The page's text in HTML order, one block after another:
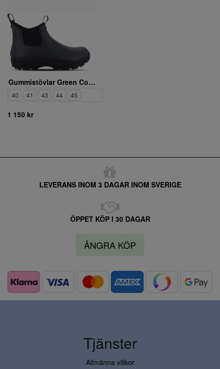
Gummistövlar Green Comfort. Rain Men 742001Q63
40 41 43 44 45
1 150 kr
LEVERANS INOM 3 DAGAR INOM SVERIGE
ÖPPET KÖP I 30 DAGAR
ÅNGRA KÖP
Tjänster
Allmänna villkor